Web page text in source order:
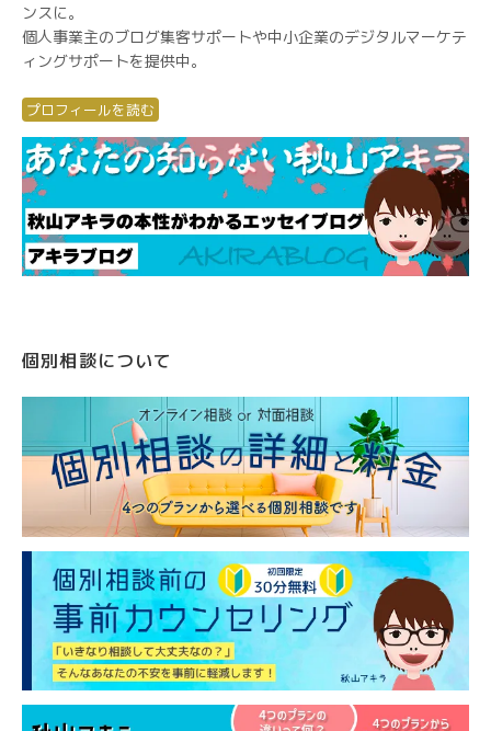
ンスに。
個人事業主のブログ集客サポートや中小企業のデジタルマーケテ
ィングサポートを提供中。
プロフィールを読む
個別相談について